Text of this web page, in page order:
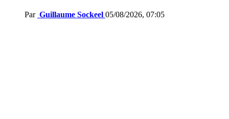
Par Guillaume Sockeel 05/08/2026, 07:05